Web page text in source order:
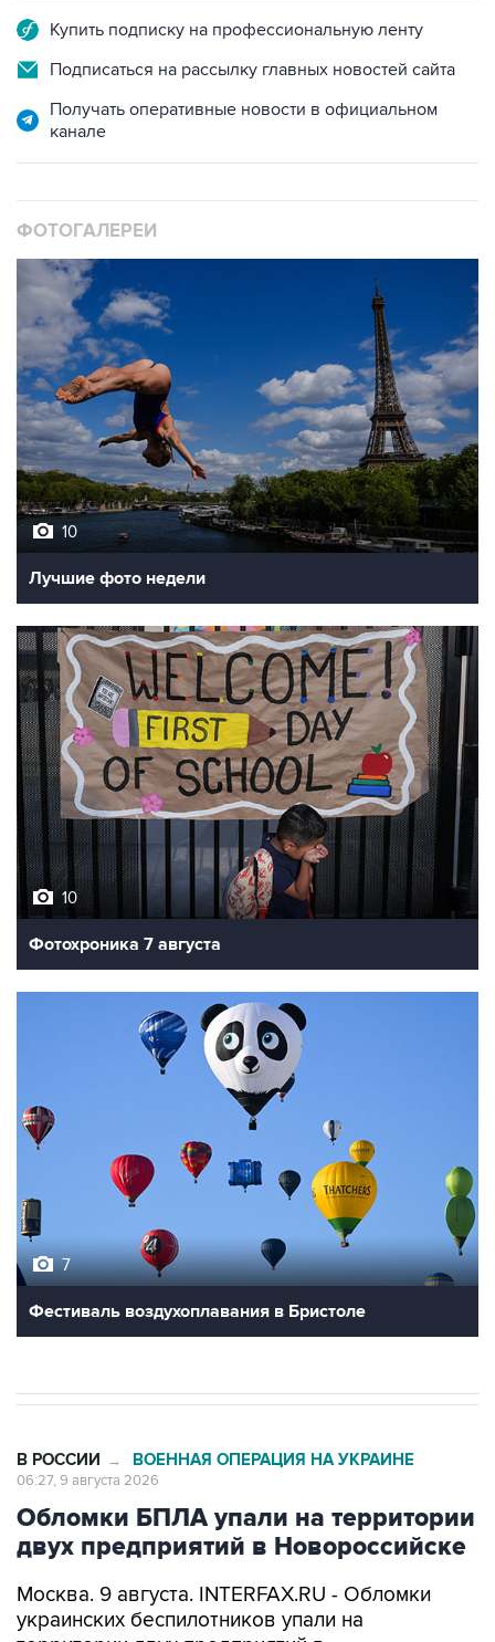
Купить подписку на профессиональную ленту
Подписаться на рассылку главных новостей сайта
Получать оперативные новости в официальном
канале
ФОТОГАЛЕРЕИ
10
Лучшие фото недели
10
Фотохроника 7 августа
7
Фестиваль воздухоплавания в Бристоле
В РОССИИ → ВОЕННАЯ ОПЕРАЦИЯ НА УКРАИНЕ
06:27, 9 августа 2026
Обломки БПЛА упали на территории
двух предприятий в Новороссийске
Москва. 9 августа. INTERFAX.RU - Обломки
украинских беспилотников упали на